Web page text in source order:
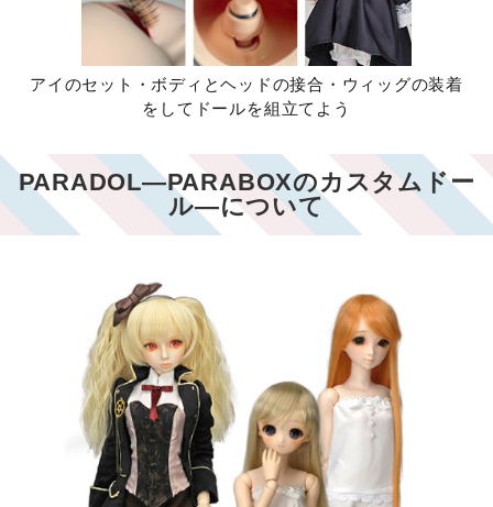
アイのセット・ボディとヘッドの接合・ウィッグの装着
をしてドールを組立てよう
PARADOL―PARABOXのカスタムドー
ル―について